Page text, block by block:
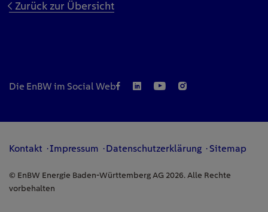
Zurück zur Übersicht
Die EnBW im Social Web
Kontakt Impressum Datenschutzerklärung Sitemap
© EnBW Energie Baden-Württemberg AG 2026. Alle Rechte
vorbehalten